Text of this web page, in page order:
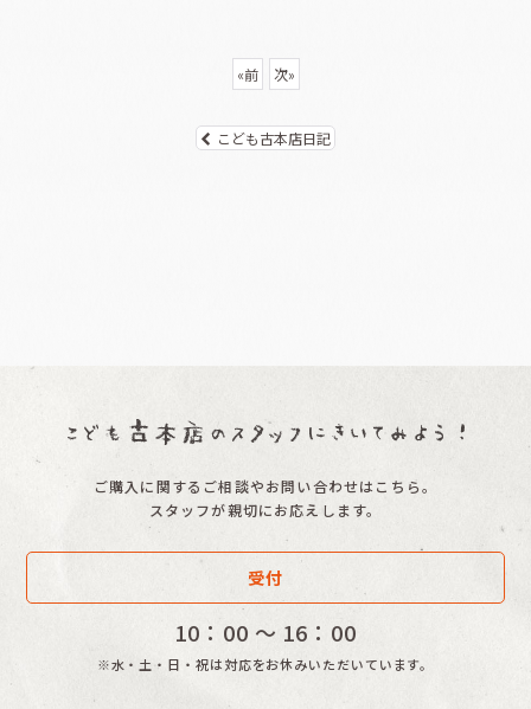
«前 次»
こども古本店日記
ご購入に関するご相談やお問い合わせはこちら。
スタッフが親切にお応えします。
受付
10：00 〜 16：00
※水・土・日・祝は対応をお休みいただいています。